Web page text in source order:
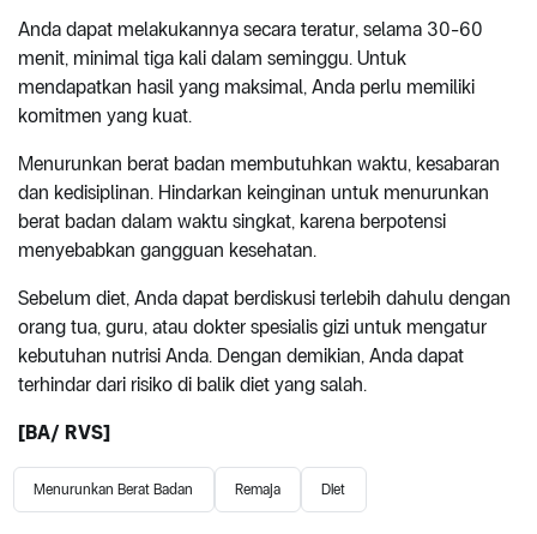
Anda dapat melakukannya secara teratur, selama 30-60
menit, minimal tiga kali dalam seminggu. Untuk
mendapatkan hasil yang maksimal, Anda perlu memiliki
komitmen yang kuat.
Menurunkan berat badan membutuhkan waktu, kesabaran
dan kedisiplinan. Hindarkan keinginan untuk menurunkan
berat badan dalam waktu singkat, karena berpotensi
menyebabkan gangguan kesehatan.
Sebelum diet, Anda dapat berdiskusi terlebih dahulu dengan
orang tua, guru, atau dokter spesialis gizi untuk mengatur
kebutuhan nutrisi Anda. Dengan demikian, Anda dapat
terhindar dari risiko di balik diet yang salah.
[BA/ RVS]
Menurunkan Berat Badan Remaja Diet